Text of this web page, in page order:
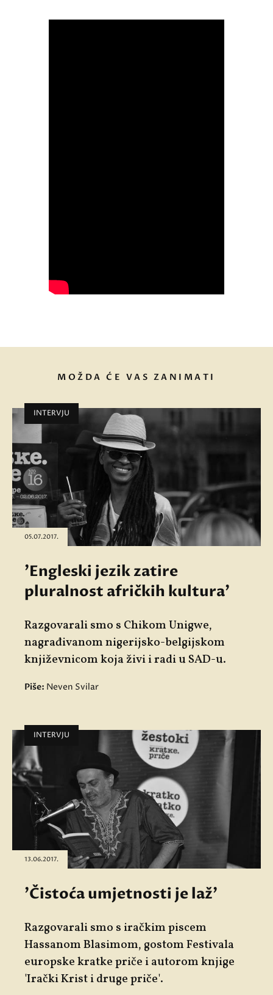
MOŽDA ĆE VAS ZANIMATI
INTERVJU
05.07.2017.
'Engleski jezik zatire
pluralnost afričkih kultura'
Razgovarali smo s Chikom Unigwe,
nagrađivanom nigerijsko-belgijskom
književnicom koja živi i radi u SAD-u.
Piše: Neven Svilar
INTERVJU
13.06.2017.
'Čistoća umjetnosti je laž'
Razgovarali smo s iračkim piscem
Hassanom Blasimom, gostom Festivala
europske kratke priče i autorom knjige
'Irački Krist i druge priče'.